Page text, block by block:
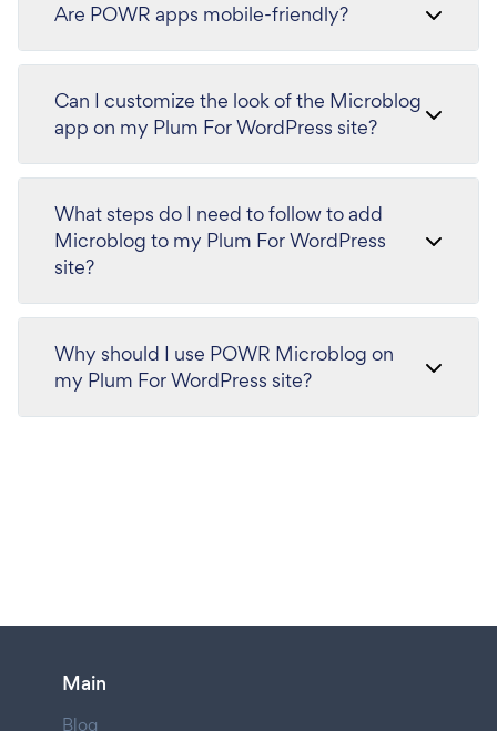
Are POWR apps mobile-friendly?
Can I customize the look of the Microblog
app on my Plum For WordPress site?
What steps do I need to follow to add
Microblog to my Plum For WordPress
site?
Why should I use POWR Microblog on
my Plum For WordPress site?
Main
Blog